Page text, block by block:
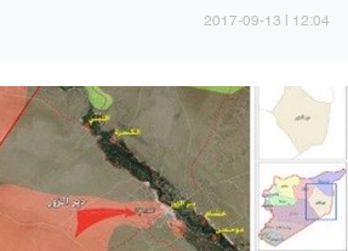
12:04 | 2017-09-13